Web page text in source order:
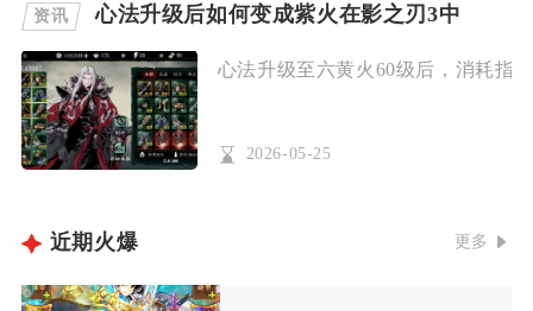
资讯 心法升级后如何变成紫火在影之刃3中
心法升级至六黄火60级后，消耗指
2026-05-25
近期火爆 更多